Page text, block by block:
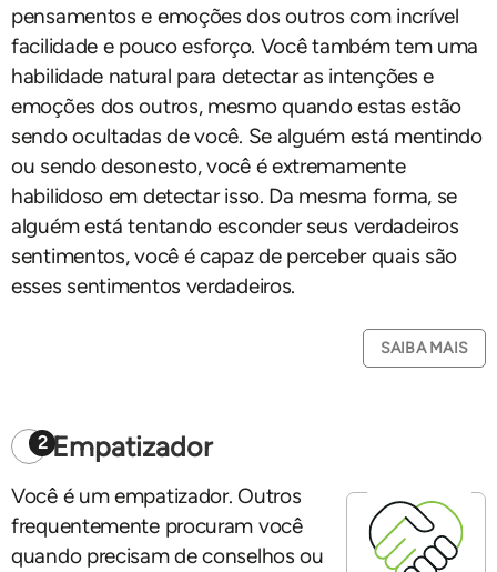
pensamentos e emoções dos outros com incrível
facilidade e pouco esforço. Você também tem uma
habilidade natural para detectar as intenções e
emoções dos outros, mesmo quando estas estão
sendo ocultadas de você. Se alguém está mentindo
ou sendo desonesto, você é extremamente
habilidoso em detectar isso. Da mesma forma, se
alguém está tentando esconder seus verdadeiros
sentimentos, você é capaz de perceber quais são
esses sentimentos verdadeiros.
SAIBA MAIS
2 Empatizador
Você é um empatizador. Outros
frequentemente procuram você
quando precisam de conselhos ou